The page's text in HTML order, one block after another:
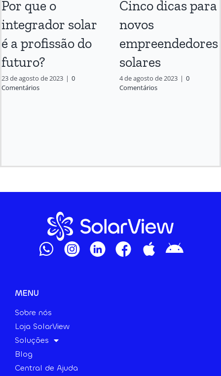
Por que o
integrador solar
é a profissão do
futuro?
23 de agosto de 2023 | 0
Comentários
Cinco dicas para
novos
empreendedores
solares
4 de agosto de 2023 | 0
Comentários
MENU
Sobre nós
Loja SolarView
Soluções
Blog
Central de Ajuda